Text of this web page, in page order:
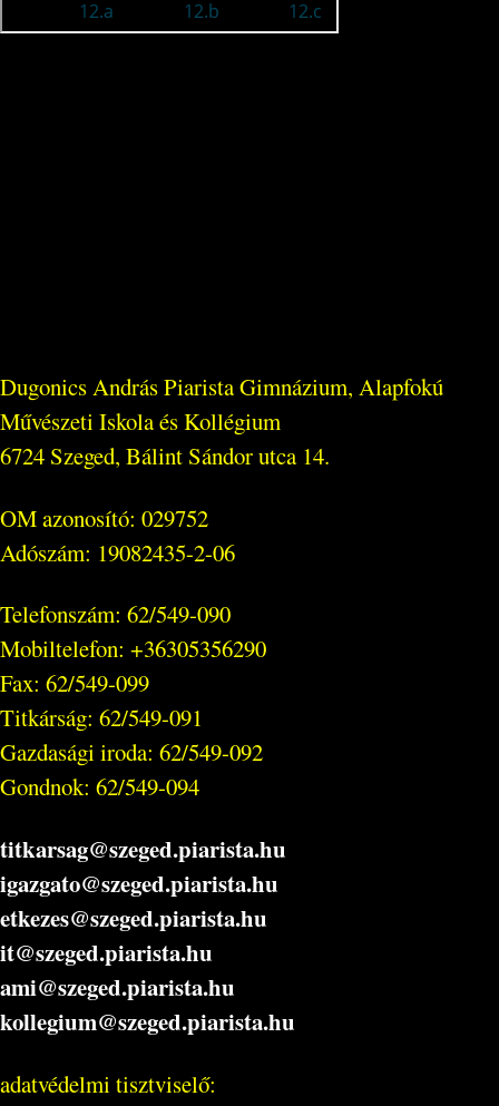
Dugonics András Piarista Gimnázium, Alapfokú
Művészeti Iskola és Kollégium
6724 Szeged, Bálint Sándor utca 14.
OM azonosító: 029752
Adószám: 19082435-2-06
Telefonszám: 62/549-090
Mobiltelefon: +36305356290
Fax: 62/549-099
Titkárság: 62/549-091
Gazdasági iroda: 62/549-092
Gondnok: 62/549-094
titkarsag@szeged.piarista.hu
igazgato@szeged.piarista.hu
etkezes@szeged.piarista.hu
it@szeged.piarista.hu
ami@szeged.piarista.hu
kollegium@szeged.piarista.hu
adatvédelmi tisztviselő: